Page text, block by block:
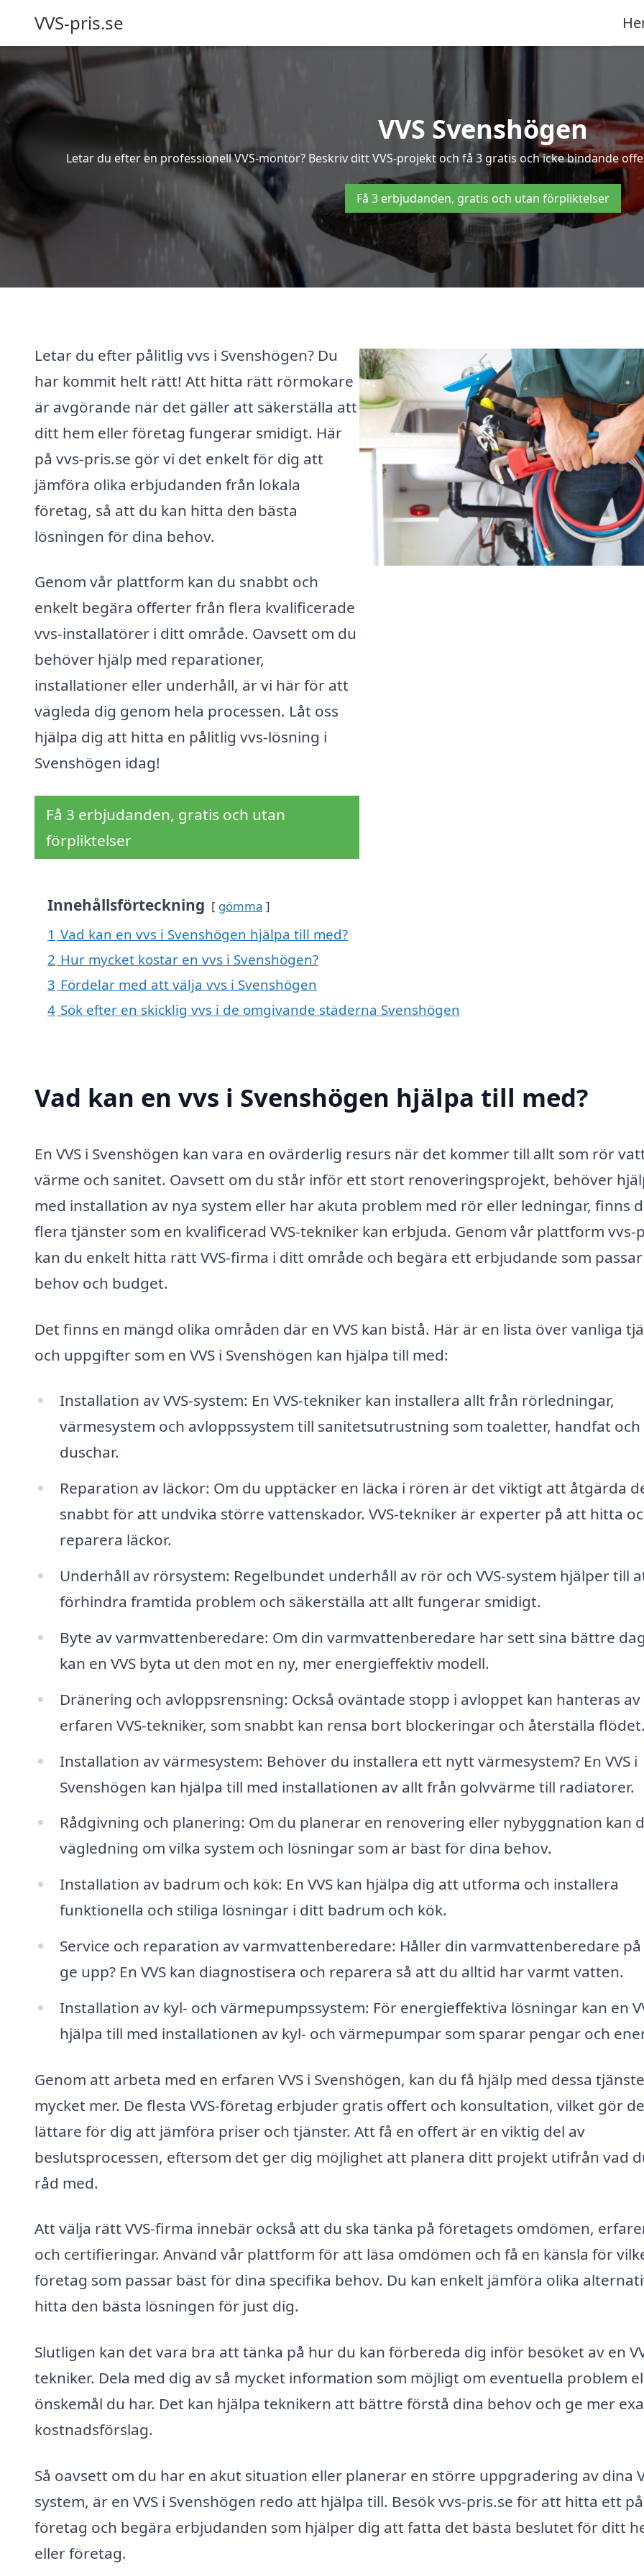
VVS-pris.se
VVS Svenshögen
Letar du efter en professionell VVS-montör? Beskriv ditt VVS-projekt och få 3 gratis och icke bindande
Få 3 erbjudanden, gratis och utan förpliktelser
Letar du efter pålitlig vvs i Svenshögen? Du
har kommit helt rätt! Att hitta rätt rörmokare
är avgörande när det gäller att säkerställa att
ditt hem eller företag fungerar smidigt. Här
på vvs-pris.se gör vi det enkelt för dig att
jämföra olika erbjudanden från lokala
företag, så att du kan hitta den bästa
lösningen för dina behov.
Genom vår plattform kan du snabbt och
enkelt begära offerter från flera kvalificerade
vvs-installatörer i ditt område. Oavsett om du
behöver hjälp med reparationer,
installationer eller underhåll, är vi här för att
vägleda dig genom hela processen. Låt oss
hjälpa dig att hitta en pålitlig vvs-lösning i
Svenshögen idag!
Få 3 erbjudanden, gratis och utan
förpliktelser
Innehållsförteckning gömma
1 Vad kan en vvs i Svenshögen hjälpa till med?
2 Hur mycket kostar en vvs i Svenshögen?
3 Fördelar med att välja vvs i Svenshögen
4 Sök efter en skicklig vvs i de omgivande städerna Svenshögen
Vad kan en vvs i Svenshögen hjälpa till med?
En VVS i Svenshögen kan vara en ovärderlig resurs när det kommer till allt som rör
värme och sanitet. Oavsett om du står inför ett stort renoveringsprojekt, behöver
med installation av nya system eller har akuta problem med rör eller ledningar, finns
flera tjänster som en kvalificerad VVS-tekniker kan erbjuda. Genom vår plattform vvs-
kan du enkelt hitta rätt VVS-firma i ditt område och begära ett erbjudande som
behov och budget.
Det finns en mängd olika områden där en VVS kan bistå. Här är en lista över vanliga
och uppgifter som en VVS i Svenshögen kan hjälpa till med:
Installation av VVS-system: En VVS-tekniker kan installera allt från rörledningar,
värmesystem och avloppssystem till sanitetsutrustning som toaletter, handfat och
duschar.
Reparation av läckor: Om du upptäcker en läcka i rören är det viktigt att åtgärda
snabbt för att undvika större vattenskador. VVS-tekniker är experter på att hitta
reparera läckor.
Underhåll av rörsystem: Regelbundet underhåll av rör och VVS-system hjälper till
förhindra framtida problem och säkerställa att allt fungerar smidigt.
Byte av varmvattenberedare: Om din varmvattenberedare har sett sina bättre
kan en VVS byta ut den mot en ny, mer energieffektiv modell.
Dränering och avloppsrensning: Också oväntade stopp i avloppet kan hanteras av
erfaren VVS-tekniker, som snabbt kan rensa bort blockeringar och återställa flödet.
Installation av värmesystem: Behöver du installera ett nytt värmesystem? En VVS i
Svenshögen kan hjälpa till med installationen av allt från golvvärme till radiatorer.
Rådgivning och planering: Om du planerar en renovering eller nybyggnation kan
vägledning om vilka system och lösningar som är bäst för dina behov.
Installation av badrum och kök: En VVS kan hjälpa dig att utforma och installera
funktionella och stiliga lösningar i ditt badrum och kök.
Service och reparation av varmvattenberedare: Håller din varmvattenberedare
ge upp? En VVS kan diagnostisera och reparera så att du alltid har varmt vatten.
Installation av kyl- och värmepumpssystem: För energieffektiva lösningar kan en
hjälpa till med installationen av kyl- och värmepumpar som sparar pengar och
Genom att arbeta med en erfaren VVS i Svenshögen, kan du få hjälp med dessa
mycket mer. De flesta VVS-företag erbjuder gratis offert och konsultation, vilket gör
lättare för dig att jämföra priser och tjänster. Att få en offert är en viktig del av
beslutsprocessen, eftersom det ger dig möjlighet att planera ditt projekt utifrån vad
råd med.
Att välja rätt VVS-firma innebär också att du ska tänka på företagets omdömen,
och certifieringar. Använd vår plattform för att läsa omdömen och få en känsla för
företag som passar bäst för dina specifika behov. Du kan enkelt jämföra olika
hitta den bästa lösningen för just dig.
Slutligen kan det vara bra att tänka på hur du kan förbereda dig inför besöket av en
tekniker. Dela med dig av så mycket information som möjligt om eventuella problem
önskemål du har. Det kan hjälpa teknikern att bättre förstå dina behov och ge mer
kostnadsförslag.
Så oavsett om du har en akut situation eller planerar en större uppgradering av dina
system, är en VVS i Svenshögen redo att hjälpa till. Besök vvs-pris.se för att hitta ett
företag och begära erbjudanden som hjälper dig att fatta det bästa beslutet för ditt
eller företag.